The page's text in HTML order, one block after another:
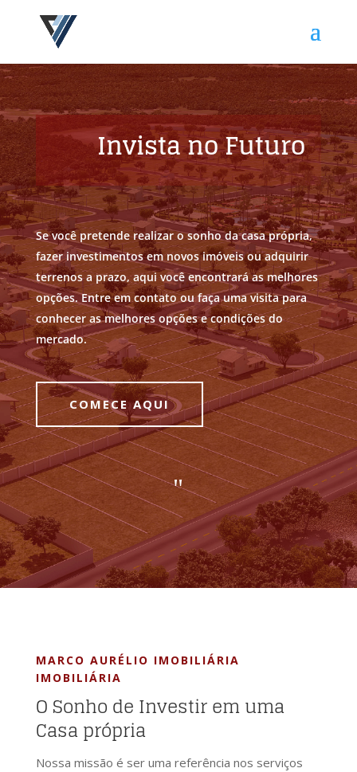
Invista no Futuro
Se você pretende realizar o sonho da casa própria,
fazer investimentos em novos imóveis ou adquirir
terrenos a prazo, aqui você encontrará as melhores
opções. Entre em contato ou faça uma visita para
conhecer as melhores opções e condições do
mercado.
COMECE AQUI
"
MARCO AURÉLIO IMOBILIÁRIA
IMOBILIÁRIA
O Sonho de Investir em uma
Casa própria
Nossa missão é ser uma referência nos serviços